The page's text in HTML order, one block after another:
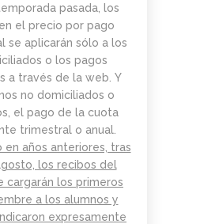
pasada, los
el precio por pago
se aplicarán sólo a los
o los pagos
a través de la web. Y
no domiciliados o
el pago de la cuota
trimestral o anual.
en años anteriores, tras
los recibos del
cargarán los primeros
a los alumnos y
expresamente